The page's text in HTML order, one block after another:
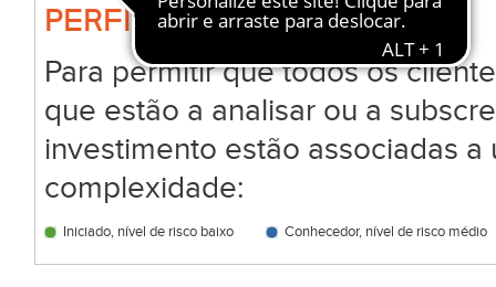
PERFIL BIG
Para permitir que todos os
que estão a analisar ou a
investimento estão associadas
complexidade:
Iniciado, nível de risco baixo Conhecedor, nível de risco médio